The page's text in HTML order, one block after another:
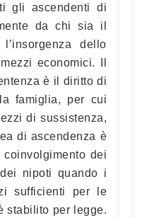
gli ascendenti di
da chi sia il
dello
economici. Il
è il diritto di
famiglia, per cui
di sussistenza,
di ascendenza è
dei
nipoti quando i
sufficienti per le
stabilito per legge.